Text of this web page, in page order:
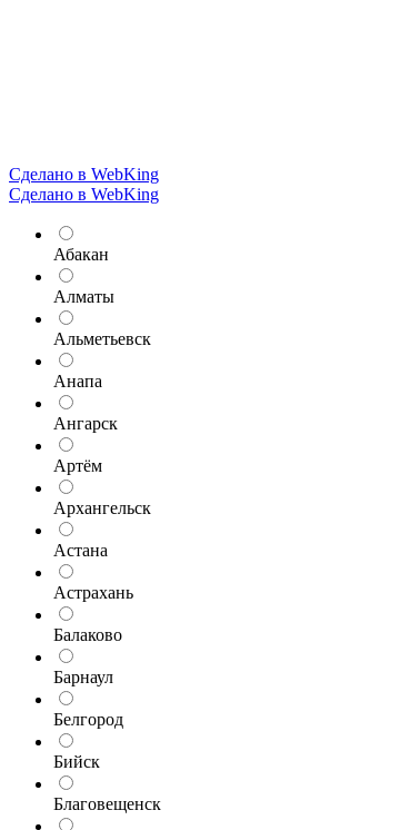
Сделано в WebKing
Сделано в WebKing
Абакан
Алматы
Альметьевск
Анапа
Ангарск
Артём
Архангельск
Астана
Астрахань
Балаково
Барнаул
Белгород
Бийск
Благовещенск